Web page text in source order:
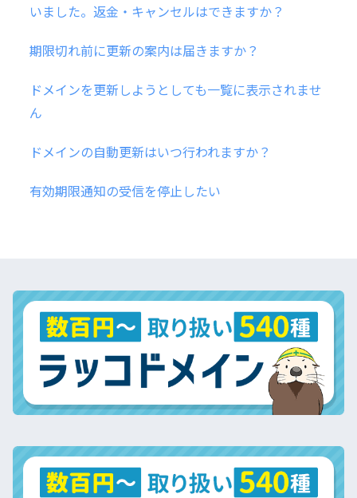
いました。返金・キャンセルはできますか？
期限切れ前に更新の案内は届きますか？
ドメインを更新しようとしても一覧に表示されませ
ん
ドメインの自動更新はいつ行われますか？
有効期限通知の受信を停止したい